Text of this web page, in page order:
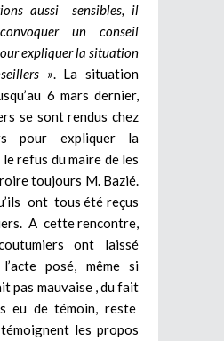
aussi sensibles, il
un conseil
expliquer la situation
» . La situation
6 mars dernier,
se sont rendus chez
pour expliquer la
refus du maire de les
toujours M. Bazié.
ont tous été reçus
A cette rencontre,
ont laissé
posé, même si
pas mauvaise , du fait
eu de témoin, reste
les propos